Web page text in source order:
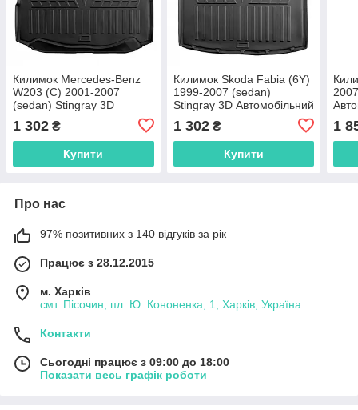
Килимок Mercedes-Benz
W203 (C) 2001-2007
(sedan) Stingray 3D
Автомобільний килимок у
багажник
1 302 ₴
Купити
Килимок Skoda Fabia (6Y)
1999-2007 (sedan)
Stingray 3D Автомобільний
1 302₴
Купити
1
Про нас
97% позитивних з 140 відгуків за рік
Працює з 28.12.2015
м. Харків
смт. Пісочин, пл. Ю. Кононенка, 1, Харків, Україна
Контакти
Сьогодні працює з 09:00 до 18:00
Показати весь графік роботи